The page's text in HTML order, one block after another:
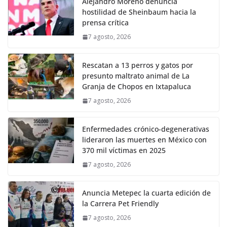
hostilidad de Sheinbaum hacia la
prensa crítica
7 agosto, 2026
Rescatan a 13 perros y gatos por
presunto maltrato animal de La
Granja de Chopos en Ixtapaluca
7 agosto, 2026
Enfermedades crónico-degenerativas
lideraron las muertes en México con
370 mil víctimas en 2025
7 agosto, 2026
Anuncia Metepec la cuarta edición de
la Carrera Pet Friendly
7 agosto, 2026